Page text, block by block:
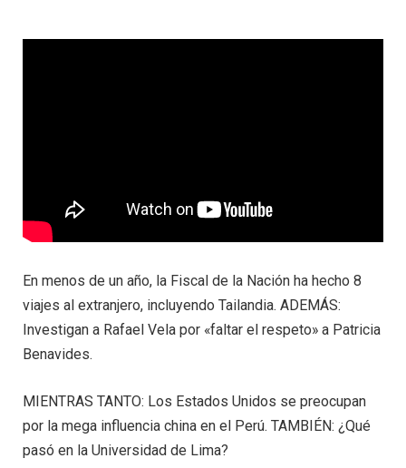
En menos de un año, la Fiscal de la Nación ha hecho 8
viajes al extranjero, incluyendo Tailandia. ADEMÁS:
Investigan a Rafael Vela por «faltar el respeto» a Patricia
Benavides.
MIENTRAS TANTO: Los Estados Unidos se preocupan
por la mega influencia china en el Perú. TAMBIÉN: ¿Qué
pasó en la Universidad de Lima?